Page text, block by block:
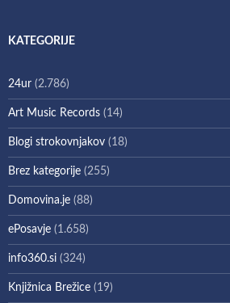
KATEGORIJE
24ur (2.786)
Art Music Records (14)
Blogi strokovnjakov (18)
Brez kategorije (255)
Domovina.je (88)
ePosavje (1.658)
info360.si (324)
Knjižnica Brežice (19)